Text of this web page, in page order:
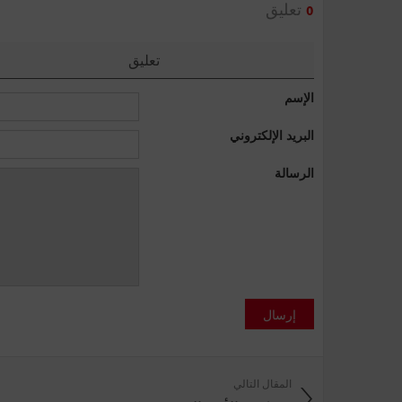
0 تعليق
تعليق
الإسم
البريد الإلكتروني
الرسالة
إرسال
المقال التالي